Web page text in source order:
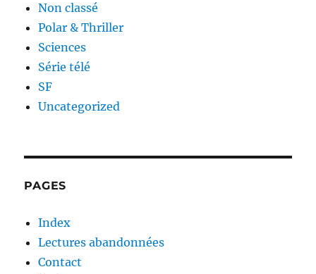
Non classé
Polar & Thriller
Sciences
Série télé
SF
Uncategorized
PAGES
Index
Lectures abandonnées
Contact